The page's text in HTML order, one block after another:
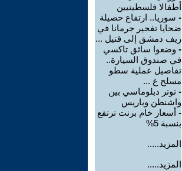
أطفالا فلسطينيين
- سوريا.. ارتفاع حصيلة
ضحايا تفجير جرمانا في
ريف دمشق إلى قتيل ...
- وضعوا سائق تاكسي
في صندوق السيارة..
تفاصيل عملية سطو
مسلح ع ...
- توتر دبلوماسي بين
واشنطن وباريس
- أسعار خام برنت ترتفع
بنسبة 5%
المزيد.....
المزيد.....